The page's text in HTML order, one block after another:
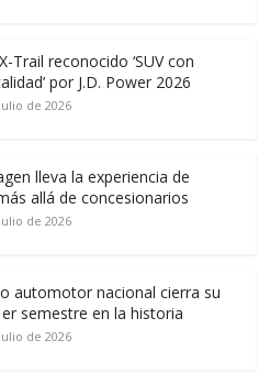
Trail reconocido ‘SUV con
por J.D. Power 2026
de 2026
lleva la experiencia de
allá de concesionarios
de 2026
automotor nacional cierra su
semestre en la historia
de 2026